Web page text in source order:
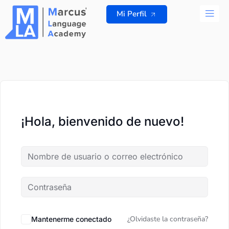
contenido
Mi Perfil
¡Hola, bienvenido de nuevo!
Mantenerme conectado ¿Olvidaste la contraseña?